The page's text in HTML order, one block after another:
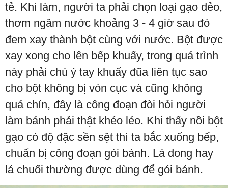
tẻ. Khi làm, người ta phải chọn loại gạo dẻo,
thơm ngâm nước khoảng 3 - 4 giờ sau đó
đem xay thành bột cùng với nước. Bột được
xay xong cho lên bếp khuấy, trong quá trình
này phải chú ý tay khuấy đũa liên tục sao
cho bột không bị vón cục và cũng không
quá chín, đây là công đoạn đòi hỏi người
làm bánh phải thật khéo léo. Khi thấy nồi bột
gạo có độ đặc sền sệt thì ta bắc xuống bếp,
chuẩn bị công đoạn gói bánh. Lá dong hay
lá chuối thường được dùng để gói bánh.